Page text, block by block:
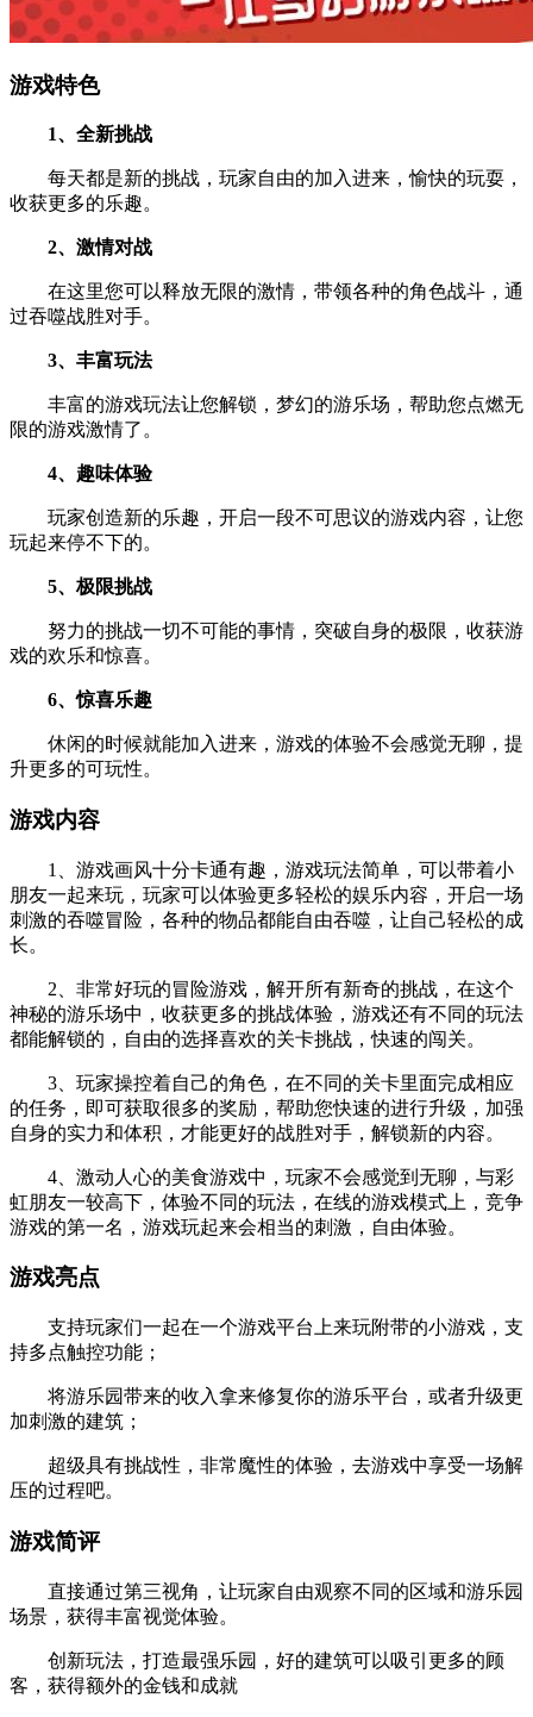
游戏特色
1、全新挑战
每天都是新的挑战，玩家自由的加入进来，愉快的玩耍，
收获更多的乐趣。
2、激情对战
在这里您可以释放无限的激情，带领各种的角色战斗，通
过吞噬战胜对手。
3、丰富玩法
丰富的游戏玩法让您解锁，梦幻的游乐场，帮助您点燃无
限的游戏激情了。
4、趣味体验
玩家创造新的乐趣，开启一段不可思议的游戏内容，让您
玩起来停不下的。
5、极限挑战
努力的挑战一切不可能的事情，突破自身的极限，收获游
戏的欢乐和惊喜。
6、惊喜乐趣
休闲的时候就能加入进来，游戏的体验不会感觉无聊，提
升更多的可玩性。
游戏内容
1、游戏画风十分卡通有趣，游戏玩法简单，可以带着小
朋友一起来玩，玩家可以体验更多轻松的娱乐内容，开启一场
刺激的吞噬冒险，各种的物品都能自由吞噬，让自己轻松的成
长。
2、非常好玩的冒险游戏，解开所有新奇的挑战，在这个
神秘的游乐场中，收获更多的挑战体验，游戏还有不同的玩法
都能解锁的，自由的选择喜欢的关卡挑战，快速的闯关。
3、玩家操控着自己的角色，在不同的关卡里面完成相应
的任务，即可获取很多的奖励，帮助您快速的进行升级，加强
自身的实力和体积，才能更好的战胜对手，解锁新的内容。
4、激动人心的美食游戏中，玩家不会感觉到无聊，与彩
虹朋友一较高下，体验不同的玩法，在线的游戏模式上，竞争
游戏的第一名，游戏玩起来会相当的刺激，自由体验。
游戏亮点
支持玩家们一起在一个游戏平台上来玩附带的小游戏，支
持多点触控功能；
将游乐园带来的收入拿来修复你的游乐平台，或者升级更
加刺激的建筑；
超级具有挑战性，非常魔性的体验，去游戏中享受一场解
压的过程吧。
游戏简评
直接通过第三视角，让玩家自由观察不同的区域和游乐园
场景，获得丰富视觉体验。
创新玩法，打造最强乐园，好的建筑可以吸引更多的顾
客，获得额外的金钱和成就